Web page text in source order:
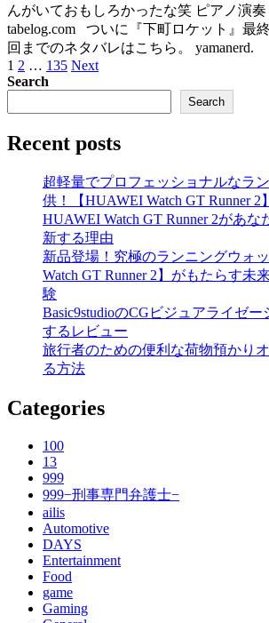
んがいておもしろかったな笑 ピアノ演奏
tabelog.com ついに『下町ロケット』最
回までのネタバレはこちら。 yamanerd.
Posts
pagination
1 2 … 135 Next
Search
Search
Recent posts
超軽量でプロフェッショナルなラ
供！【HUAWEI Watch GT Runner 2
HUAWEI Watch GT Runner 2があ
新する理由
新品登場！究極のランニングウォ
Watch GT Runner 2】がもたらす未
験
Basic9studioのCGビジュアライゼ
するレビュー
旅行者のための便利な荷物預かり
る方法
Categories
100
13
999
999−刑事専門弁護士−
ailis
Automotive
DAYS
Entertainment
Food
game
Gaming